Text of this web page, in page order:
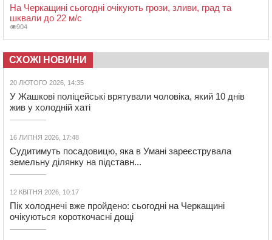
На Черкащині сьогодні очікують грози, зливи, град та
шквали до 22 м/с
904
СХОЖІ НОВИНИ
20 ЛЮТОГО 2026, 14:35
У Жашкові поліцейські врятували чоловіка, який 10 днів
жив у холодній хаті
16 ЛИПНЯ 2026, 17:48
Судитимуть посадовицю, яка в Умані зареєструвала
земельну ділянку на підставн...
12 КВІТНЯ 2026, 10:17
Пік холоднечі вже пройдено: сьогодні на Черкащині
очікуються короткочасні дощі